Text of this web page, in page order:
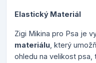
Elastický Materiál
Zigi Mikina pro Psa je
materiálu , který
ohledu na velikost